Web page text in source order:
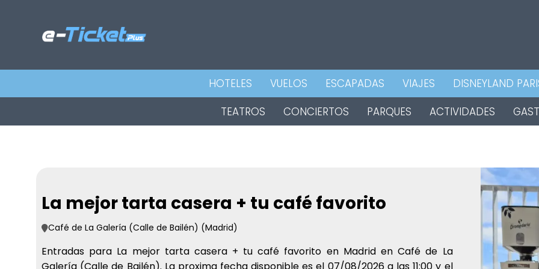
HOTELES VUELOS ESCAPADAS VIAJES DISNEYLAND
TEATROS
CONCIERTOS PARQUES ACTIVIDADES
La mejor tarta casera + tu café favorito
Café de La Galería (Calle de Bailén) (Madrid)
Entradas para La mejor tarta casera + tu café favorito en Madrid en Café de La